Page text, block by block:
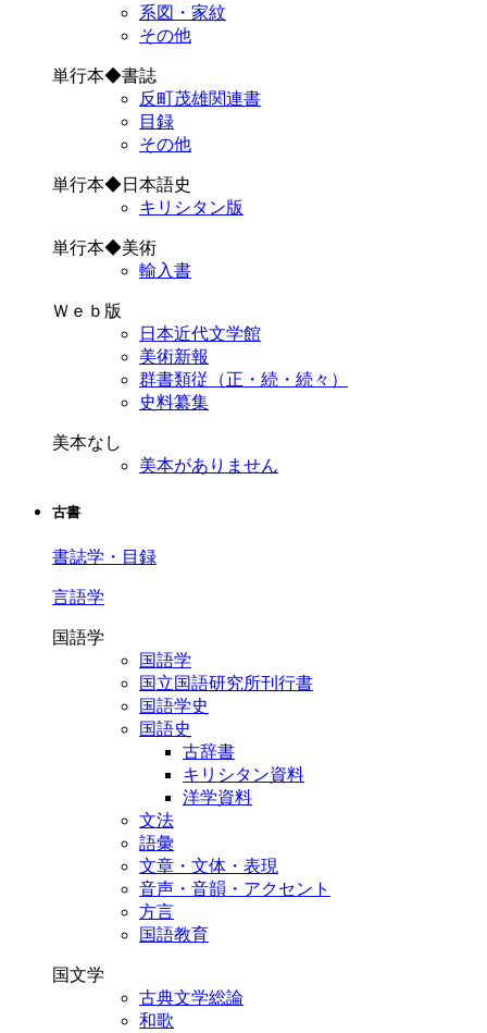
系図・家紋
その他
単行本◆書誌
反町茂雄関連書
目録
その他
単行本◆日本語史
キリシタン版
単行本◆美術
輸入書
Ｗｅｂ版
日本近代文学館
美術新報
群書類従（正・続・続々）
史料纂集
美本なし
美本がありません
古書
書誌学・目録
言語学
国語学
国語学
国立国語研究所刊行書
国語学史
国語史
古辞書
キリシタン資料
洋学資料
文法
語彙
文章・文体・表現
音声・音韻・アクセント
方言
国語教育
国文学
古典文学総論
和歌